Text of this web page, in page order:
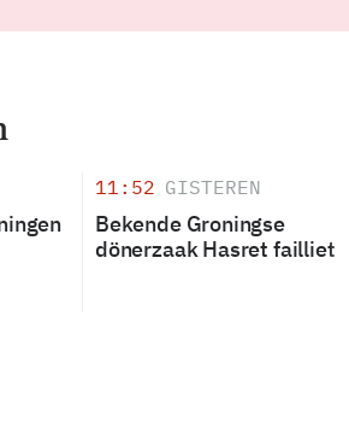
11:52 GISTEREN
Bekende Groningse
dönerzaak Hasret failliet